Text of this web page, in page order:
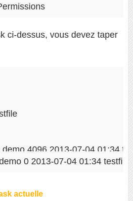
ci-dessus, vous devez taper
4096 2013-07-04 01:34
0 2013-07-04 01:34 testfile
actuelle